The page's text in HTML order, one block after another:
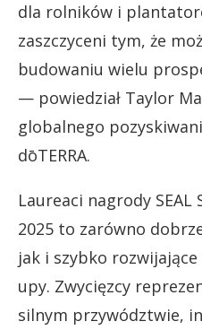
dla rolników i
zaszczyceni tym, że
budowaniu wielu
— powiedział Taylor
globalnego
dōTERRA.
Laureaci nagrody
2025 to zarówno
jak i szybko
upy. Zwycięzcy
silnym przywództwie,